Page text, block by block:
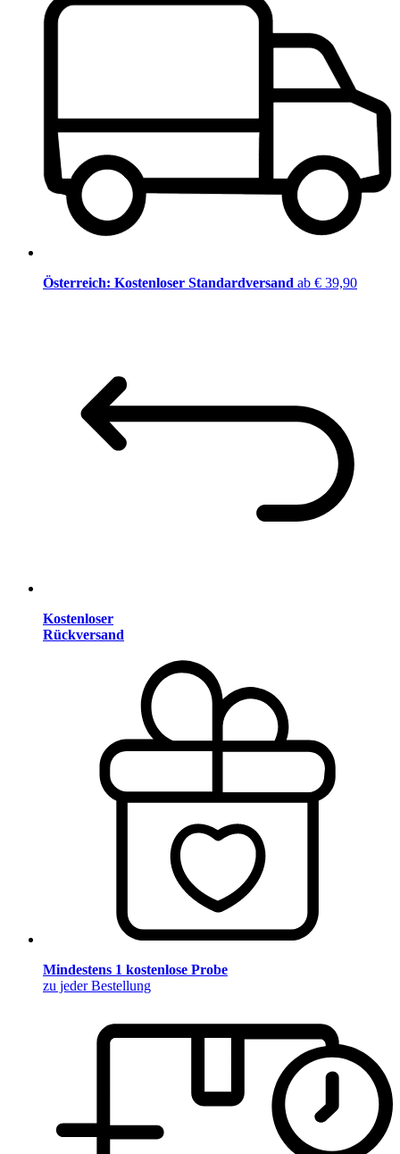
Österreich: Kostenloser Standardversand ab € 39,90
Kostenloser
Rückversand
Mindestens 1 kostenlose Probe
zu jeder Bestellung